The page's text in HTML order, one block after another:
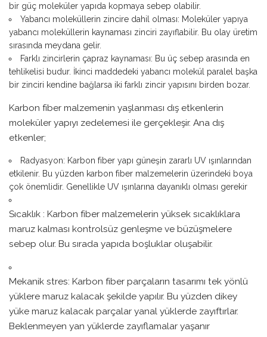
bir güç moleküler yapıda kopmaya sebep olabilir.
Yabancı moleküllerin zincire dahil olması: Moleküler yapıya
yabancı moleküllerin kaynaması zinciri zayıflabilir. Bu olay üretim
sırasında meydana gelir.
Farklı zincirlerin çapraz kaynaması: Bu üç sebep arasında en
tehlikelisi budur. İkinci maddedeki yabancı molekül paralel başka
bir zinciri kendine bağlarsa iki farklı zincir yapısını birden bozar.
Karbon fiber malzemenin yaşlanması dış etkenlerin
moleküler yapıyı zedelemesi ile gerçekleşir. Ana dış
etkenler;
Radyasyon: Karbon fiber yapı güneşin zararlı UV ışınlarından
etkilenir. Bu yüzden karbon fiber malzemelerin üzerindeki boya
çok önemlidir. Genellikle UV ışınlarına dayanıklı olması gerekir
Sıcaklık : Karbon fiber malzemelerin yüksek sıcaklıklara
maruz kalması kontrolsüz genleşme ve büzüşmelere
sebep olur. Bu sırada yapıda boşluklar oluşabilir.
Mekanik stres: Karbon fiber parçaların tasarımı tek yönlü
yüklere maruz kalacak şekilde yapılır. Bu yüzden dikey
yüke maruz kalacak parçalar yanal yüklerde zayıftırlar.
Beklenmeyen yan yüklerde zayıflamalar yaşanır